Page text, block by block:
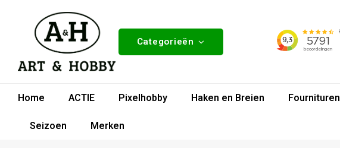
Categorieën
Home ACTIE Pixelhobby Haken en Breien Fournituren
Seizoen
Merken